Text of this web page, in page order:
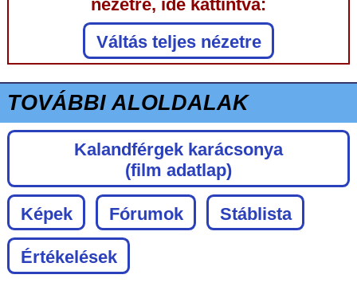
nézetre, ide kattintva:
Váltás teljes nézetre
TOVÁBBI ALOLDALAK
Kalandférgek karácsonya
(film adatlap)
Képek Fórumok Stáblista
Értékelések